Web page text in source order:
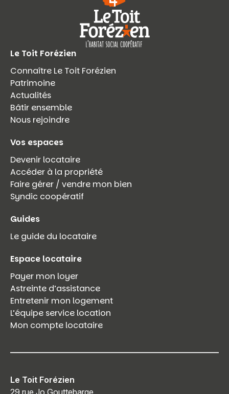
Le Toit Forézien
Connaître Le Toit Forézien
Patrimoine
Actualités
Bâtir ensemble
Nous rejoindre
Vos espaces
Devenir locataire
Accéder à la propriété
Faire gérer / vendre mon bien
Syndic coopératif
Guides
Le guide du locataire
Espace locataire
Payer mon loyer
Astreinte d’assistance
Entretenir mon logement
L’équipe service location
Mon compte locataire
Le Toit Forézien